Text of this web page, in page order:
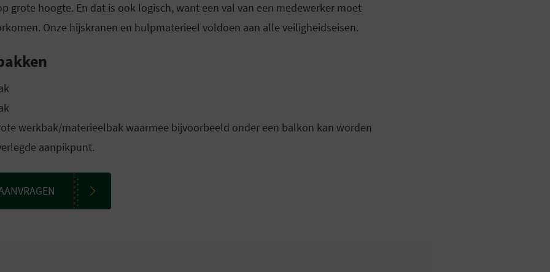
grote hoogte. En dat is ook logisch, want een val van een medewerker moet
Onze hijskranen en hulpmaterieel voldoen aan alle veiligheidseisen.
werkbak/materieelbak waarmee bijvoorbeeld onder een balkon kan worden
aanpikpunt.